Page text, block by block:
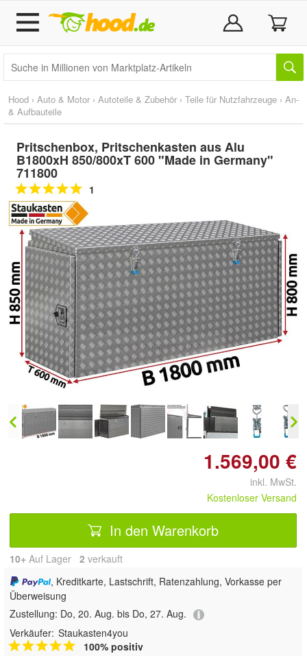
Hood › Auto & Motor › Autoteile & Zubehör › Teile für Nutzfahrzeuge › An-
& Aufbauteile
Pritschenbox, Pritschenkasten aus Alu
B1800xH 850/800xT 600 "Made in Germany"
711800
1
Doppelt antippen zum
vergrößern
1.569,00 €
inkl. MwSt.
Kostenloser Versand
In den Warenkorb
10+ Auf Lager 2 verkauft
, Kreditkarte, Lastschrift, Ratenzahlung, Vorkasse per
Überweisung
Zustellung: Do, 20. Aug. bis Do, 27. Aug.
Verkäufer: Staukasten4you
100% positiv